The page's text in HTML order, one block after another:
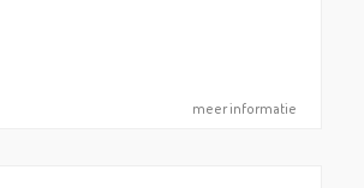
meer informatie